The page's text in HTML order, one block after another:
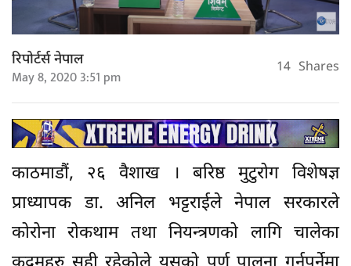
रिपोर्टर्स नेपाल
May 8, 2020 3:51 pm 14 Shares
काठमाडौं, २६ वैशाख । बरिष्ठ मुटुरोग विशेषज्ञ
प्राध्यापक डा. अनिल भट्टराईले नेपाल सरकारले
कोरोना रोकथाम तथा नियन्त्रणको लागि चालेका